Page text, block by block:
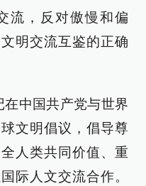
流，反对傲慢和偏
明交流互鉴的正确
在中国共产党与世界
文明倡议，倡导尊
人类共同价值、重
际人文交流合作。